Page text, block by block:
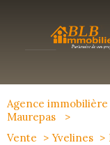
Agence
Maurepas
Vente
Yvelines